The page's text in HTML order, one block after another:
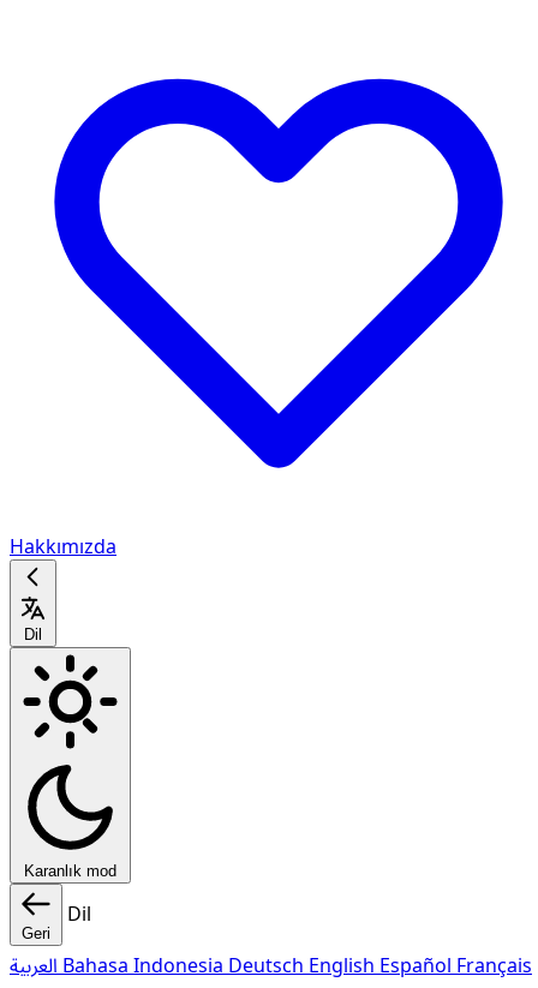
Hakkımızda
Dil
Karanlık mod
Geri
Dil
Bahasa Indonesia Deutsch English Español Français